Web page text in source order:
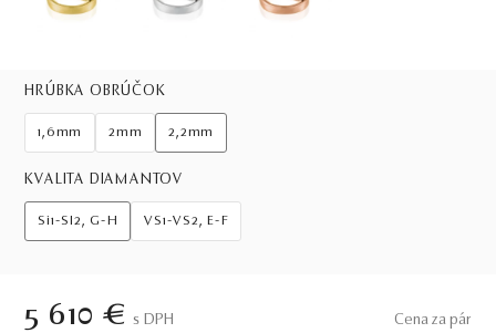
HRÚBKA OBRÚČOK
1,6mm 2mm 2,2mm
KVALITA DIAMANTOV
Si1-SI2, G-H VS1-VS2, E-F
5 610 € S DPH Cena za pár